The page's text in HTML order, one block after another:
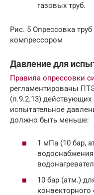
газовых труб.
Рис. 5 Опрессовка
компрессором
Давление для
Правила опрессовки
регламентированы
(п.9.2.13) действующих
испытательное
должно быть меньше:
1 мПа (10 бар,
10 бар (атм.)
конвекторного